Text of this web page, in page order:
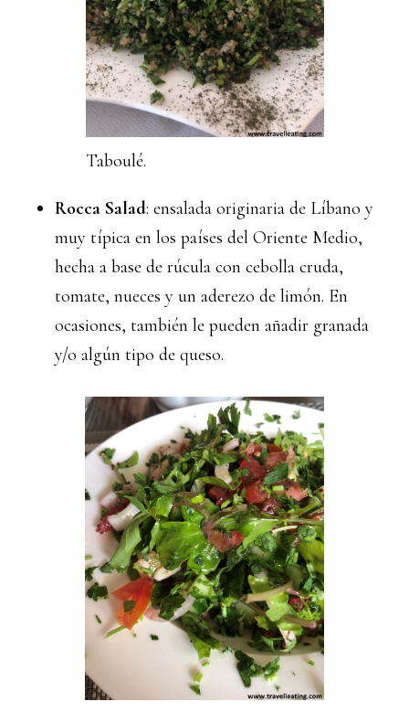
Taboulé.
Rocca Salad: ensalada originaria de Líbano y
muy típica en los países del Oriente Medio,
hecha a base de rúcula con cebolla cruda,
tomate, nueces y un aderezo de limón. En
ocasiones, también le pueden añadir granada
y/o algún tipo de queso.